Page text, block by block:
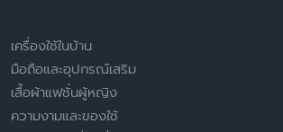
เครื่องใช้ในบ้าน
มือถือและอุปกรณ์เสริม
เสื้อผ้าแฟชั่นผู้หญิง
ความงามและของใช้